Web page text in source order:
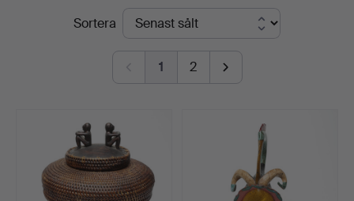
SlutpriserSortera
1 2